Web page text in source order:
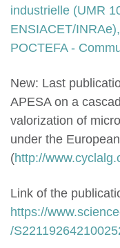
industrielle (UMR
ENSIACET/INRAe),
POCTEFA -
New: Last
APESA on a
valorization of
under the
(http://
Link of the
https://
/